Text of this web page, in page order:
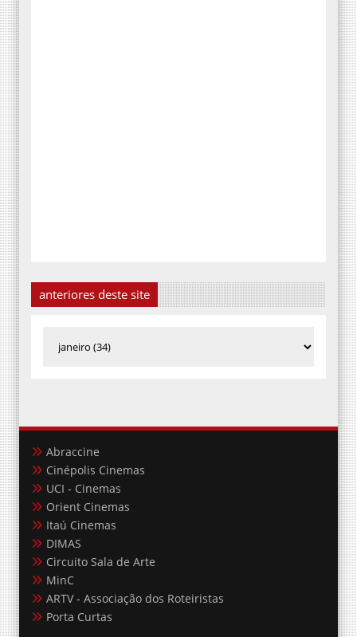
anteriores deste site
Abraccine
Cinépolis Cinemas
UCI - Cinemas
Orient Cinemas
Itaú Cinemas
DIMAS
Circuito Sala de Arte
MinC
ARTV - Associação dos Roteiristas
Porta Curtas